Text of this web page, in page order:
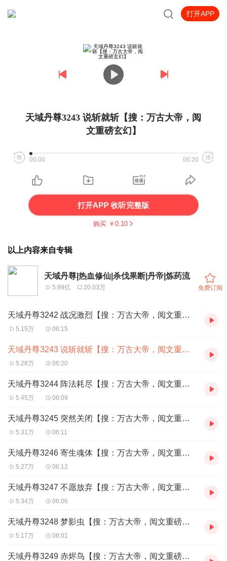
打开APP
天域丹尊3243 说斩就斩【搜：万古大帝，阅
文重磅玄幻】
00:00 06:20
打开APP 收听完整版
购买 ￥ 0.10
以上内容来自专辑
天域丹尊|热血修仙|杀伐果断|丹帝|炼药流
5.99亿 20.03万 免费订阅
天域丹尊3242 战况激烈【搜：万古大帝，阅文重磅玄幻】
5.15万 06:15
天域丹尊3243 说斩就斩【搜：万古大帝，阅文重磅玄幻】
5.28万 06:20
天域丹尊3244 阵法耗尽【搜：万古大帝，阅文重磅玄幻】
5.45万 06:09
天域丹尊3245 突然关闭【搜：万古大帝，阅文重磅玄幻】
5.31万 06:11
天域丹尊3246 寄生魂体【搜：万古大帝，阅文重磅玄幻】
5.27万 06:12
天域丹尊3247 不愿放弃【搜：万古大帝，阅文重磅玄幻】
5.34万 06:06
天域丹尊3248 梦影虫【搜：万古大帝，阅文重磅玄幻】
5.17万 06:01
天域丹尊3249 赤烬鸟【搜：万古大帝，阅文重磅玄幻】